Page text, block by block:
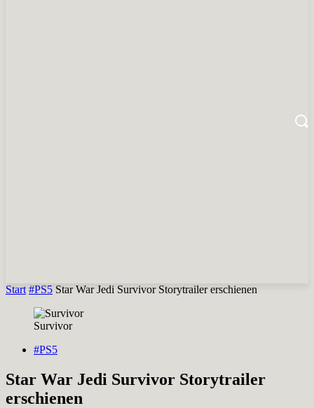
Start #PS5 Star War Jedi Survivor Storytrailer erschienen
Survivor
#PS5
Star War Jedi Survivor Storytrailer
erschienen